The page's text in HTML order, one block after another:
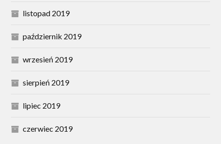
listopad 2019
październik 2019
wrzesień 2019
sierpień 2019
lipiec 2019
czerwiec 2019